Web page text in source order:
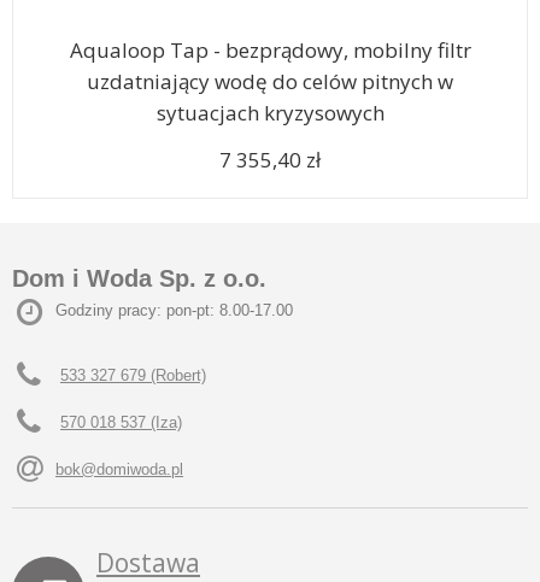
Aqualoop Tap - bezprądowy, mobilny filtr
uzdatniający wodę do celów pitnych w
sytuacjach kryzysowych
7 355,40 zł
Dom i Woda Sp. z o.o.
Godziny pracy: pon-pt: 8.00-17.00
533 327 679 (Robert)
570 018 537 (Iza)
bok@domiwoda.pl
Dostawa